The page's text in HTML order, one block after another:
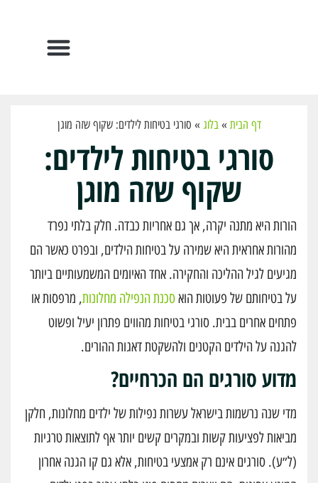
דף הבית » בלוג » סורגי בטיחות לילדים: שקוף שזה מוגן
סורגי בטיחות לילדים:
שקוף שזה מוגן
הורות היא מתנה יקרה, אך גם אחריות כבדה. חלק בלתי נפרד
מהורות אחראית היא שמירה על בטיחות הילדים, ובפרט כאשר הם
מגיעים לגיל ההליכה והחקירה. אחד האיומים המשמעותיים ביותר
על בטיחותם של פעוטות הואסכנת הנפילה מחלונות, מרפסות או
פתחים אחרים בבית. סורגי בטיחות מהווים פתרון יעיל ופשוט
להגנה על הילדים הקטנים ולהשקטת דאגות ההורים.
מדוע סורגים הם הכרחיים?
מדי שנה נרשמות בישראל עשרות נפילות של ילדים מחלונות, חלקן
מביאות לפציעות קשות ובמקרים קשים יותר אף לתוצאות טרגיות
(ל״ע). סורגים אינם רק אמצעי בטיחות, אלא גם קו הגנה אחרון